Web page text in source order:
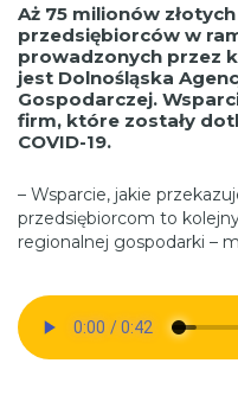
Aż 75 milionów
przedsiębiorców w
prowadzonych przez
jest Dolnośląska
Gospodarczej.
firm, które zostały
COVID-19.
– Wsparcie, jakie
przedsiębiorcom to
regionalnej gospodarki –